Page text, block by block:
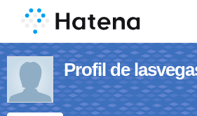
Profil de